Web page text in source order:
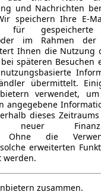
und Nachrichten
speichern Ihre E-
gespeicherte
im Rahmen der
Ihnen die Nutzung
späteren
übermittelt.
verwendet,
angegebene
dieses
Ohne die
erweiterten
werden.
zusammen.